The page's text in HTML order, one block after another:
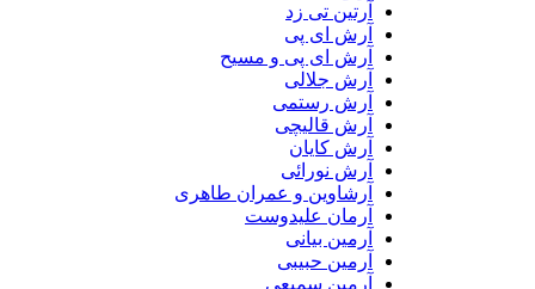
آرتین تی زد
آرش ای پی
آرش ای پی و مسیح
آرش جلالی
آرش رستمی
آرش قالیچی
آرش کایان
آرش نورائی
آرشاوین و عمران طاهری
آرمان علیدوست
آرمین بیانی
آرمین حبیبی
آرمین سمیعی